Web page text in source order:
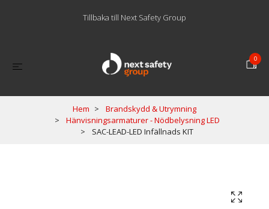
Tillbaka till Next Safety Group
0
Hem
Brandskydd & Utrymning
Hänvisningsarmaturer - Nödbelysning LED
SAC-LEAD-LED Infällnads KIT